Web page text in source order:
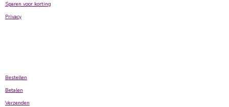
Sparen voor korting
Privacy
Bestellen
Betalen
Verzenden